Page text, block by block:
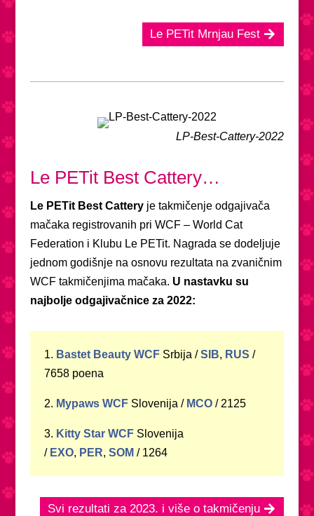
Le PETit Mrnjau Fest
LP-Best-Cattery-2022
Le PETit Best Cattery…
Le PETit Best Cattery je takmičenje odgajivača
mačaka registrovanih pri WCF – World Cat
Federation i Klubu Le PETit. Nagrada se dodeljuje
jednom godišnje na osnovu rezultata na zvaničnim
WCF takmičenjima mačaka. U nastavku su
najbolje odgajivačnice za 2022:
1. Bastet Beauty WCF Srbija / SIB, RUS /
7658 poena
2. Mypaws WCF Slovenija / MCO / 2125
3. Kitty Star WCF Slovenija
/ EXO, PER, SOM / 1264
Svi rezultati za 2023. i više o takmičenju